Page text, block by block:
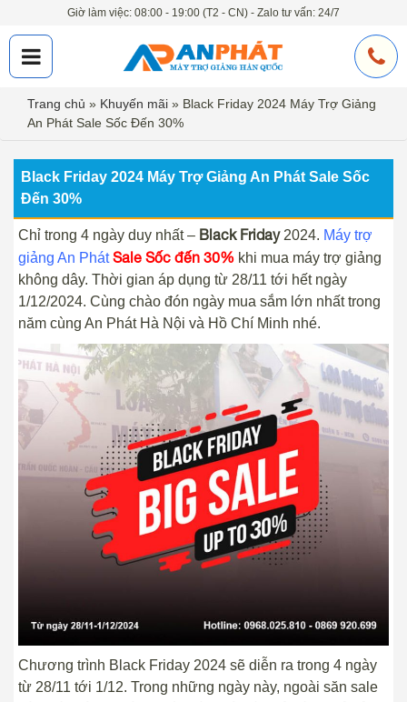
Giờ làm việc: 08:00 - 19:00 (T2 - CN) - Zalo tư vấn: 24/7
Trang chủ » Khuyến mãi » Black Friday 2024 Máy Trợ Giảng
An Phát Sale Sốc Đến 30%
Black Friday 2024 Máy Trợ Giảng An Phát Sale Sốc
Đến 30%
Chỉ trong 4 ngày duy nhất – Black Friday2024. Máy trợ
giảng An Phát Sale Sốc đến 30% khi mua máy trợ giảng
không dây. Thời gian áp dụng từ 28/11 tới hết ngày
1/12/2024. Cùng chào đón ngày mua sắm lớn nhất trong
năm cùng An Phát Hà Nội và Hồ Chí Minh nhé.
Chương trình Black Friday 2024 sẽ diễn ra trong 4 ngày
từ 28/11 tới 1/12. Trong những ngày này, ngoài săn sale